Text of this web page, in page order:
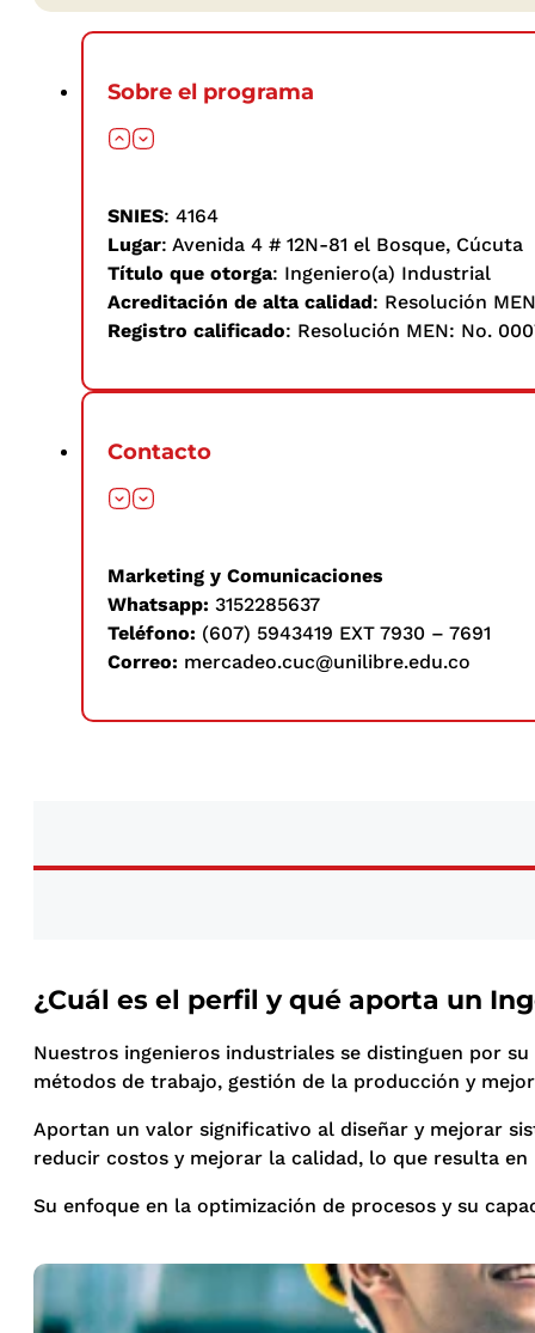
Sobre el programa
SNIES: 4164
Lugar: Avenida 4 # 12N-81 el Bosque, Cúcuta
Título que otorga: Ingeniero(a) Industrial
Acreditación de alta calidad: Resolución
Registro calificado: Resolución MEN: No.
Contacto
Marketing y Comunicaciones
Whatsapp: 3152285637
Teléfono: (607) 5943419 EXT 7930 – 7691
Correo: mercadeo.cuc@unilibre.edu.co
¿Cuál es el perfil y qué aporta un
Nuestros ingenieros industriales se distinguen por
métodos de trabajo, gestión de la producción y
Aportan un valor significativo al diseñar y mejorar
reducir costos y mejorar la calidad, lo que resulta
Su enfoque en la optimización de procesos y su